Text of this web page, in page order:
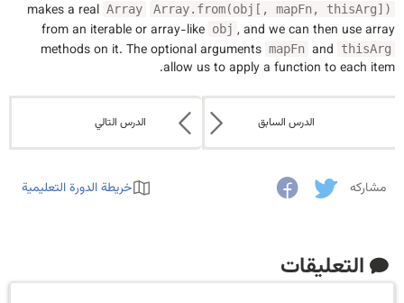
Array.from(obj[, mapFn, thisArg])
Array
from an iterable or array-like obj , and we can then use array
methods on it. The optional arguments mapFn and thisArg
allow us to apply a function to each item.
الدرس السابق الدرس التالي
مشاركه خريطة الدورة التعليمية
التعليقات